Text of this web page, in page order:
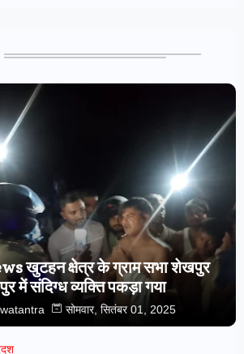
खुटहन क्षेत्र के ग्राम सभा शेखपुर
में संदिग्ध व्यक्ति पकड़ा गया
सोमवार, सितंबर 01, 2025